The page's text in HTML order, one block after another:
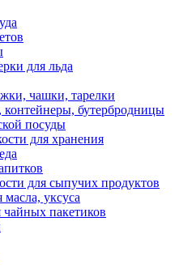
для льда
чашки, тарелки
бутербродницы
посуды
для хранения
для сыпучих продуктов
уксуса
чайных пакетиков